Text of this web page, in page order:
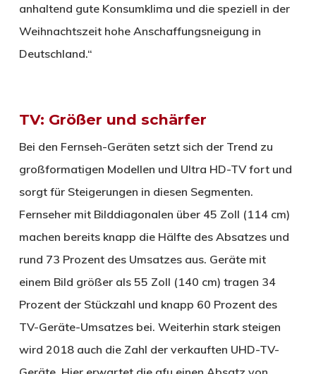
anhaltend gute Konsumklima und die speziell in der
Weihnachtszeit hohe Anschaffungsneigung in
Deutschland.“
TV: Größer und schärfer
Bei den Fernseh-Geräten setzt sich der Trend zu
großformatigen Modellen und Ultra HD-TV fort und
sorgt für Steigerungen in diesen Segmenten.
Fernseher mit Bilddiagonalen über 45 Zoll (114 cm)
machen bereits knapp die Hälfte des Absatzes und
rund 73 Prozent des Umsatzes aus. Geräte mit
einem Bild größer als 55 Zoll (140 cm) tragen 34
Prozent der Stückzahl und knapp 60 Prozent des
TV-Geräte-Umsatzes bei. Weiterhin stark steigen
wird 2018 auch die Zahl der verkauften UHD-TV-